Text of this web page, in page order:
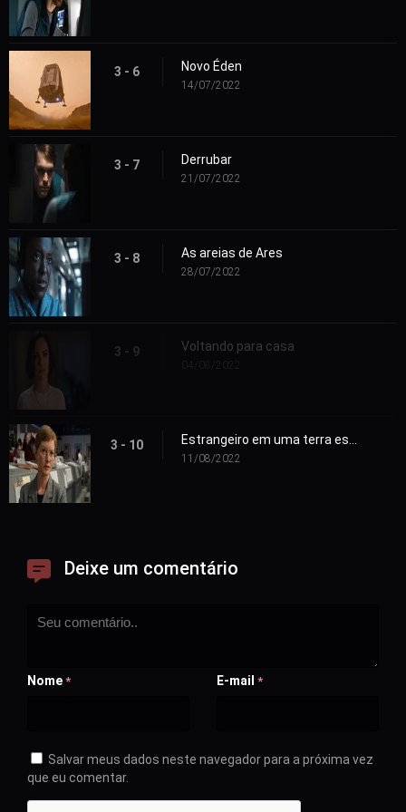
3 - 6 Novo Éden
14/07/2022
3 - 7 Derrubar
21/07/2022
3 - 8 As areias de Ares
28/07/2022
3 - 9 Voltando para casa
3 - 10
11/08/2022
Deixe um comentário
Nome * E-mail *
Salvar meus dados neste navegador para a próxima vez
que eu comentar.